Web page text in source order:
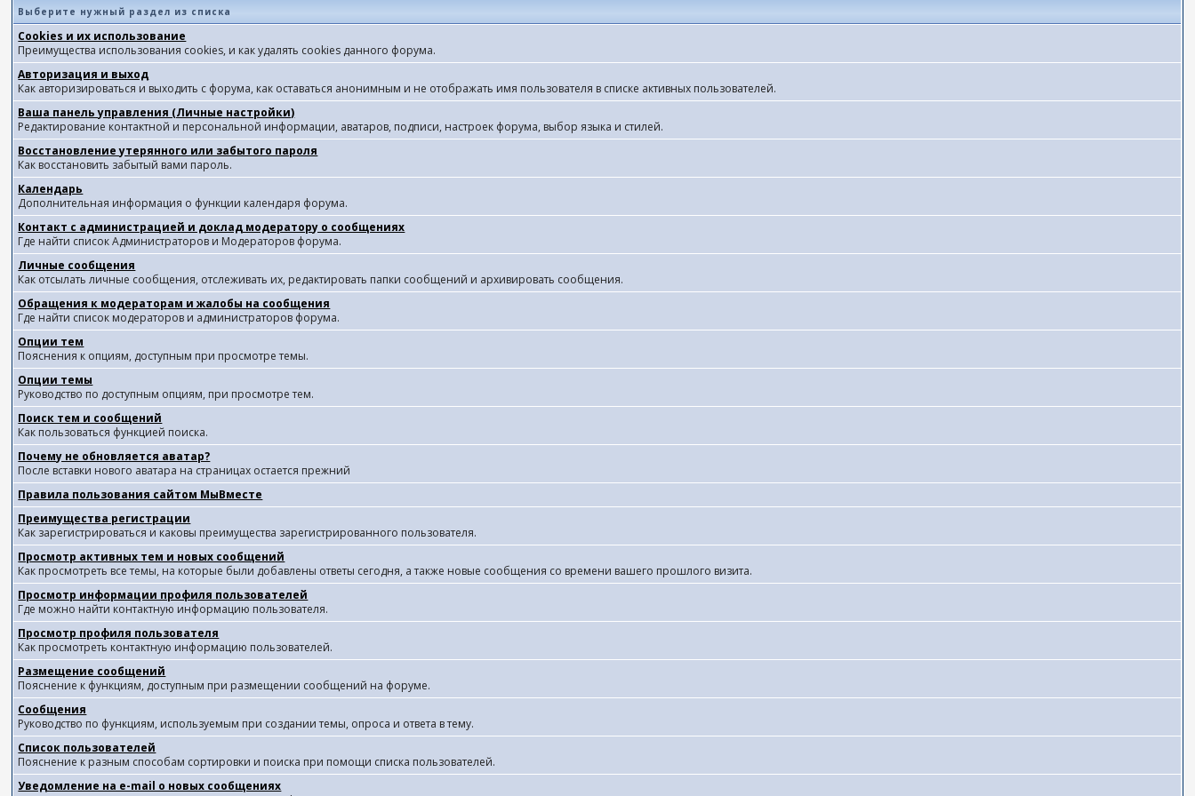
Выберите нужный раздел из списка
Cookies и их использование
Преимущества использования cookies, и как удалять cookies данного форума.
Авторизация и выход
Как авторизироваться и выходить с форума, как оставаться анонимным и не отображать имя пользователя в списке активных пользователей.
Ваша панель управления (Личные настройки)
Редактирование контактной и персональной информации, аватаров, подписи, настроек форума, выбор языка и стилей.
Восстановление утерянного или забытого пароля
Как восстановить забытый вами пароль.
Календарь
Дополнительная информация о функции календаря форума.
Контакт с администрацией и доклад модератору о сообщениях
Где найти список Администраторов и Модераторов форума.
Личные сообщения
Как отсылать личные сообщения, отслеживать их, редактировать папки сообщений и архивировать сообщения.
Обращения к модераторам и жалобы на сообщения
Где найти список модераторов и администраторов форума.
Опции тем
Пояснения к опциям, доступным при просмотре темы.
Опции темы
Руководство по доступным опциям, при просмотре тем.
Поиск тем и сообщений
Как пользоваться функцией поиска.
Почему не обновляется аватар?
После вставки нового аватара на страницах остается прежний
Правила пользования сайтом МыВместе
Преимущества регистрации
Как зарегистрироваться и каковы преимущества зарегистрированного пользователя.
Просмотр активных тем и новых сообщений
Как просмотреть все темы, на которые были добавлены ответы сегодня, а также новые сообщения со времени вашего прошлого визита.
Просмотр информации профиля пользователей
Где можно найти контактную информацию пользователя.
Просмотр профиля пользователя
Как просмотреть контактную информацию пользователей.
Размещение сообщений
Пояснение к функциям, доступным при размещении сообщений на форуме.
Сообщения
Руководство по функциям, используемым при создании темы, опроса и ответа в тему.
Список пользователей
Пояснение к разным способам сортировки и поиска при помощи списка пользователей.
Уведомление на e-mail о новых сообщениях